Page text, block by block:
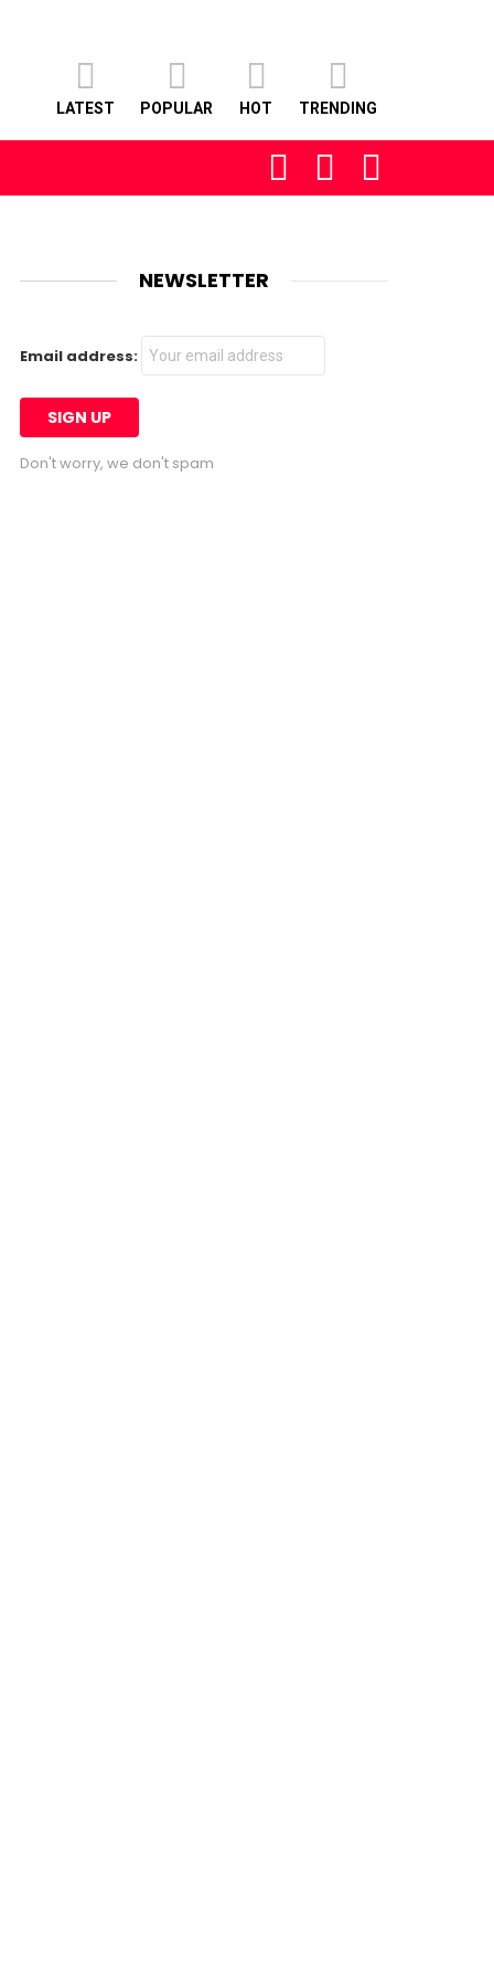
LATEST POPULAR HOT TRENDING
FOLLOW SEARCH
NEWSLETTER
Email address:
Don't worry, we don't spam